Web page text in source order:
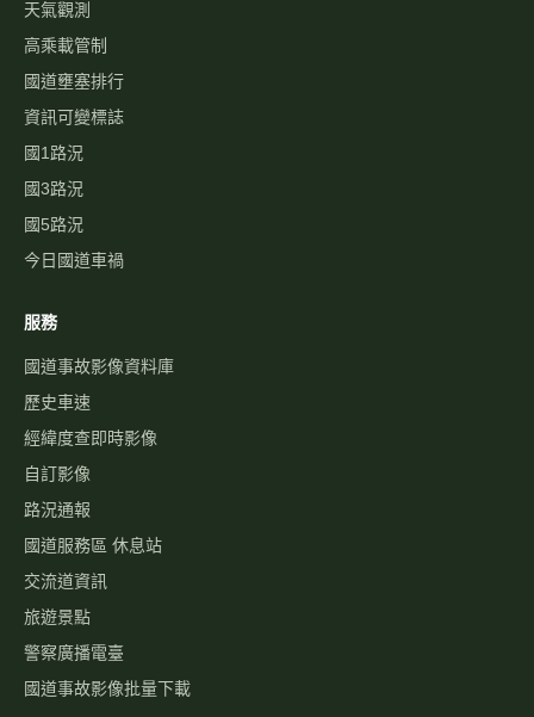
天氣觀測
高乘載管制
國道壅塞排行
資訊可變標誌
國1路況
國3路況
國5路況
今日國道車禍
服務
國道事故影像資料庫
歷史車速
經緯度查即時影像
自訂影像
路況通報
國道服務區 休息站
交流道資訊
旅遊景點
警察廣播電臺
國道事故影像批量下載